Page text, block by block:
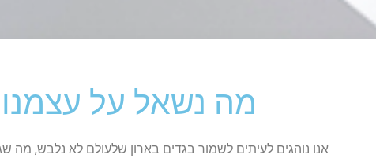
מה נשאל על עצמנו
אנו נוהגים לעיתים לשמור בגדים בארון שלעולם לא נלבש, מה